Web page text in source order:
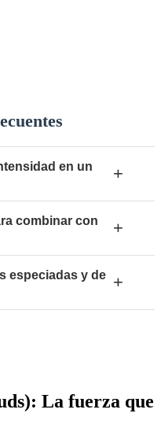
en un
+
combinar con
+
especiadas y de +
La fuerza que